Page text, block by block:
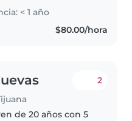
nueva en el cuidado
experiencia con
edades,..
< 1 año
$80.00/hora
2
de 20 años con 5